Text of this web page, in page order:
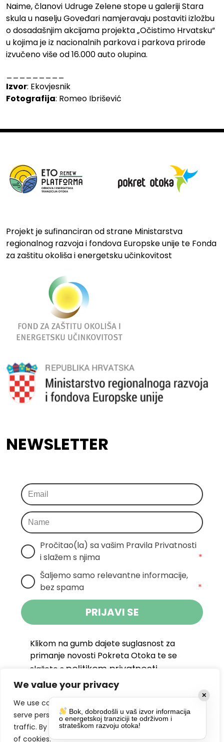
We value your privacy
We use cookies to enhance your browsing experience,
serve personalized ads or content, and analyze our
traffic. By clicking "Accept All", you consent to our use
of cookies.
Naime, članovi Udruge Zelene stope u galeriji Stara
skula u naselju Goveđari namjeravaju postaviti izložbu
o dosadašnjim akcijama projekta „Očistimo Hrvatsku“
u kojima je iz nacionalnih parkova i parkova prirode
izvučeno više od 16.000 auto olupina.
Izvor: Ekovjesnik
Fotografija: Romeo Ibrišević
Projekt je sufinanciran od strane Ministarstva
regionalnog razvoja i fondova Europske unije te Fonda
za zaštitu okoliša i energetsku učinkovitost
NEWSLETTER
Pročitao(la) sa vašim Pravila Privatnosti
i slažem s njima
*
Šaljemo samo relevantne informacije,
bez spama
*
PRIJAVI SE
Klikom na gumb dajete suglasnost za
primanje novosti Pokreta Otoka te se
slažete s politikom privatnosti.
DRUŠTVENE MREŽE ✕
Bok, dobrodošli u vaš izvor informacija
o energetskoj tranziciji te održivom i
strateškom razvoju otoka!